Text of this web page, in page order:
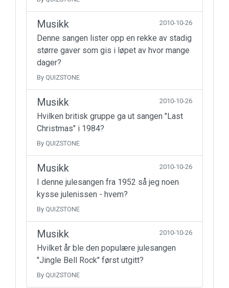
Musikk 2010-10-26
Denne sangen lister opp en rekke av stadig
større gaver som gis i løpet av hvor mange
dager?
By QUIZSTONE
Musikk 2010-10-26
Hvilken britisk gruppe ga ut sangen "Last
Christmas" i 1984?
By QUIZSTONE
Musikk 2010-10-26
I denne julesangen fra 1952 så jeg noen
kysse julenissen - hvem?
By QUIZSTONE
Musikk 2010-10-26
Hvilket år ble den populære julesangen
"Jingle Bell Rock" først utgitt?
By QUIZSTONE